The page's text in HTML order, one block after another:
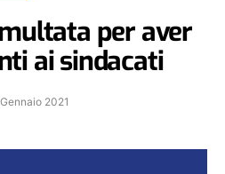
per aver
ai sindacati
2021